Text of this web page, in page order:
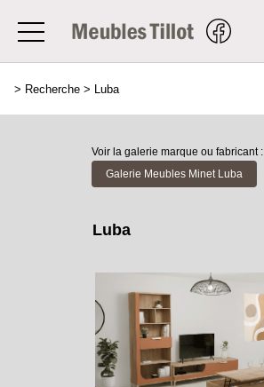
> Recherche > Luba
Voir la galerie marque ou fabricant :
Galerie Meubles Minet Luba
Luba